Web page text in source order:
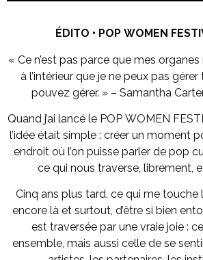
ÉDITO • POP WOMEN
« Ce n’est pas parce que mes
à l’intérieur que je ne peux pas
pouvez gérer. » – Samantha
Quand j’ai lancé le POP WOMEN
l’idée était simple : créer un moment
endroit où l’on puisse parler de pop
ce qui nous traverse, librement,
Cinq ans plus tard, ce qui me touche
encore là et surtout, d’être si bien
est traversée par une vraie joie :
ensemble, mais aussi celle de se